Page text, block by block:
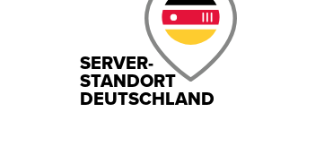
SERVER-
STANDORT
DEUTSCHLAND